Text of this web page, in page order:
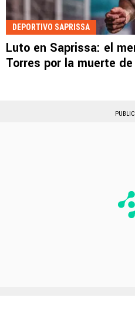
DEPORTIVO SAPRISSA
Luto en Saprissa: el
Torres por la muerte